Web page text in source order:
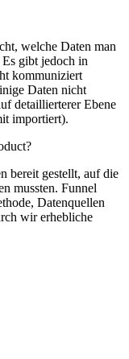
welche Daten man
gibt jedoch in
kommuniziert
Daten nicht
detaillierterer Ebene
importiert).
bereit gestellt, auf die
mussten. Funnel
Datenquellen
wir erhebliche